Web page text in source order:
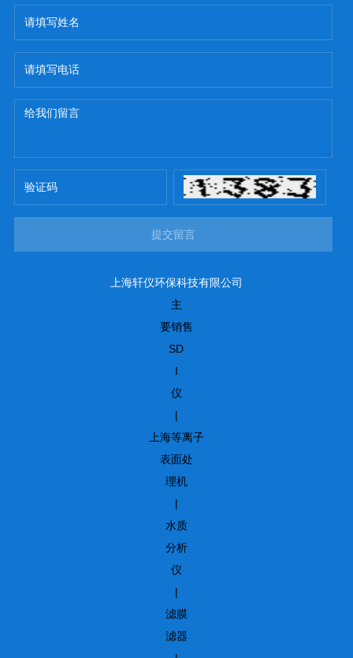
提交留言
上海轩仪环保科技有限公司
主
要销售
SD
I
仪
|
上海等离子
表面处
理机
|
水质
分析
仪
|
滤膜
滤器